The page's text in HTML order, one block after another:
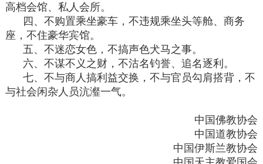
高档会馆、私人会所。
四、不购置乘坐豪车，不违规乘坐头等舱、商务
座，不住豪华宾馆。
五、不迷恋女色，不搞声色犬马之事。
六、不谋不义之财，不沽名钓誉、追名逐利。
七、不与商人搞利益交换，不与官员勾肩搭背，不
与社会闲杂人员沆瀣一气。
中国佛教协会
中国道教协会
中国伊斯兰教协会